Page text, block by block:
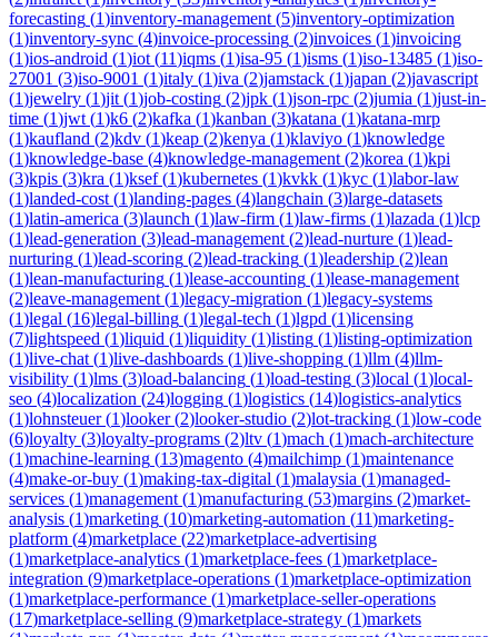
forecasting (1)inventory-management (5)inventory-optimization
(1)inventory-sync (4)invoice-processing (2)invoices (1)invoicing
(1)ios-android (1)iot (11)iqms (1)isa-95 (1)isms (1)iso-13485 (1)iso-
27001 (3)iso-9001 (1)italy (1)iva (2)jamstack (1)japan (2)javascript
(1)jewelry (1)jit (1)job-costing (2)jpk (1)json-rpc (2)jumia (1)just-in-
time (1)jwt (1)k6 (2)kafka (1)kanban (3)katana (1)katana-mrp
(1)kaufland (2)kdv (1)keap (2)kenya (1)klaviyo (1)knowledge
(1)knowledge-base (4)knowledge-management (2)korea (1)kpi
(3)kpis (3)kra (1)ksef(1)kubernetes (1)kvkk (1)kyc (1)labor-law
(1)landed-cost (1)landing-pages (4)langchain (3)large-datasets
(1)latin-america (3)launch (1)law-firm (1)law-firms (1)lazada (1)lcp
(1)lead-generation (3)lead-management (2)lead-nurture (1)lead-
nurturing (1)lead-scoring (2)lead-tracking (1)leadership (2)lean
(1)lean-manufacturing (1)lease-accounting (1)lease-management
(2)leave-management (1)legacy-migration (1)legacy-systems
(1)legal (16)legal-billing (1)legal-tech (1)lgpd (1)licensing
(7)lightspeed (1)liquid (1)liquidity (1)listing (1)listing-optimization
(1)live-chat (1)live-dashboards (1)live-shopping (1)llm (4)llm-
visibility (1)lms (3)load-balancing (1)load-testing (3)local (1)local-
seo (4)localization (24)logging (1)logistics (14)logistics-analytics
(1)lohnsteuer(1)looker(2)looker-studio (2)lot-tracking (1)low-code
(6)loyalty (3)loyalty-programs (2)ltv (1)mach (1)mach-architecture
(1)machine-learning (13)magento (4)mailchimp (1)maintenance
(4)make-or-buy (1)making-tax-digital (1)malaysia (1)managed-
services (1)management (1)manufacturing (53)margins (2)market-
analysis (1)marketing (10)marketing-automation (11)marketing-
platform (4)marketplace (22)marketplace-advertising
(1)marketplace-analytics (1)marketplace-fees (1)marketplace-
integration (9)marketplace-operations (1)marketplace-optimization
(1)marketplace-performance (1)marketplace-seller-operations
(17)marketplace-selling (9)marketplace-strategy (1)markets